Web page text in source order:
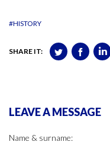
#HISTORY
SHARE IT:
LEAVE A MESSAGE
Name & surname: